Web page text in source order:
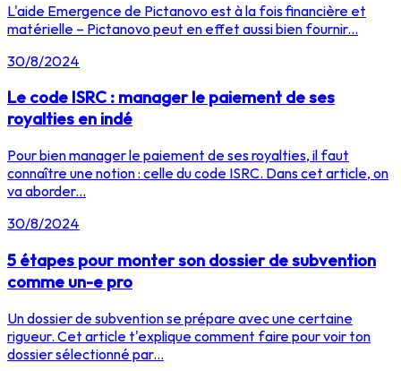
L'aide Emergence de Pictanovo est à la fois financière et
matérielle – Pictanovo peut en effet aussi bien fournir...
30/8/2024
Le code ISRC : manager le paiement de ses
royalties en indé
Pour bien manager le paiement de ses royalties, il faut
connaître une notion : celle du code ISRC. Dans cet article, on
va aborder...
30/8/2024
5 étapes pour monter son dossier de subvention
comme un-e pro
Un dossier de subvention se prépare avec une certaine
rigueur. Cet article t'explique comment faire pour voir ton
dossier sélectionné par...